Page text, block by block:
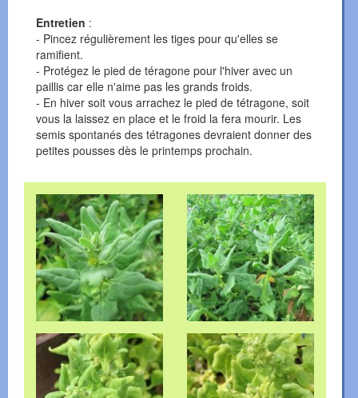
Entretien :
- Pincez régulièrement les tiges pour qu'elles se
ramifient.
- Protégez le pied de téragone pour l'hiver avec un
paillis car elle n'aime pas les grands froids.
- En hiver soit vous arrachez le pied de tétragone, soit
vous la laissez en place et le froid la fera mourir. Les
semis spontanés des tétragones devraient donner des
petites pousses dès le printemps prochain.